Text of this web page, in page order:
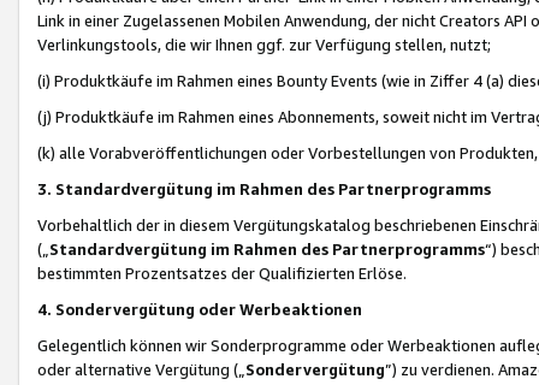
Link in einer Zugelassenen Mobilen Anwendung, der nicht Creators
Verlinkungstools, die wir Ihnen ggf. zur Verfügung stellen, nutzt;
(i) Produktkäufe im Rahmen eines Bounty Events (wie in Ziffer 4 (a)
(j) Produktkäufe im Rahmen eines Abonnements, soweit nicht im
(k) alle Vorabveröffentlichungen oder Vorbestellungen von
3. Standardvergütung im Rahmen des Partnerprogramms
Vorbehaltlich der in diesem Vergütungskatalog beschriebenen
(„ Standardvergütung im Rahmen des Partnerprogramms“)
bestimmten Prozentsatzes der Qualifizierten Erlöse.
4. Sondervergütung oder Werbeaktionen
Gelegentlich können wir Sonderprogramme oder Werbeaktionen
oder alternative Vergütung („ Sondervergütung”) zu verdienen.